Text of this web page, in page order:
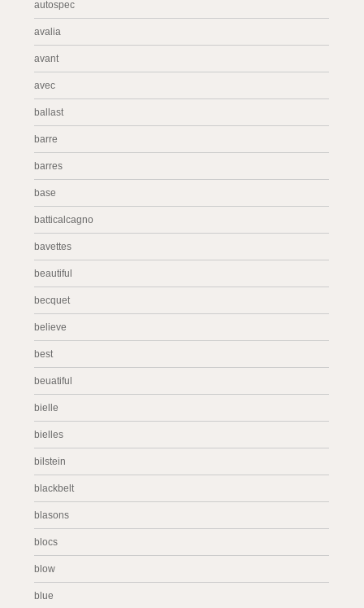
autospec
avalia
avant
avec
ballast
barre
barres
base
batticalcagno
bavettes
beautiful
becquet
believe
best
beuatiful
bielle
bielles
bilstein
blackbelt
blasons
blocs
blow
blue